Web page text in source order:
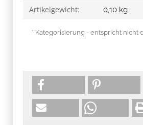
Artikelgewicht: 0,10 kg
* Kategorisierung - entspricht nicht